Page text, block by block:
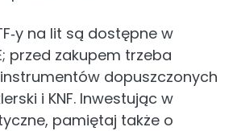
na lit są dostępne w
przed zakupem trzeba
dopuszczonych
i KNF. Inwestując w
pamiętaj także o